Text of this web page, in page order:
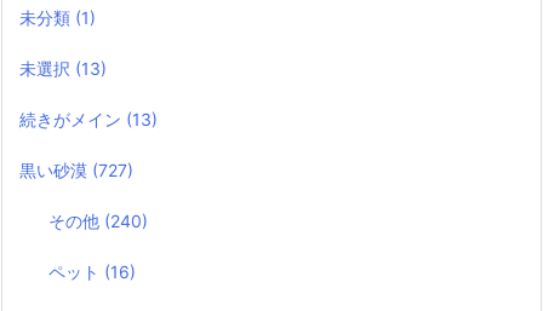
未分類 (1)
未選択 (13)
続きがメイン (13)
黒い砂漠 (727)
その他 (240)
ペット (16)